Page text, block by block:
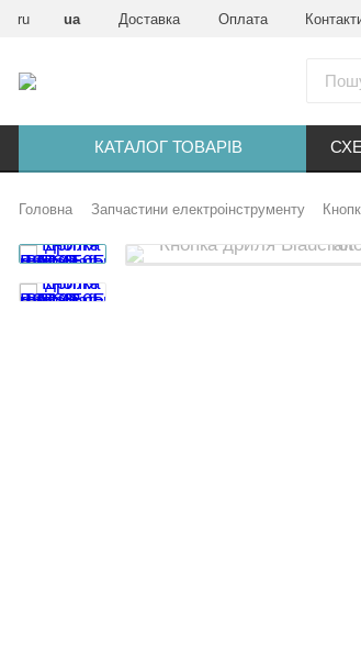
ru ua Доставка Оплата
КАТАЛОГ ТОВАРІВ
Головна Запчастини електроінструменту